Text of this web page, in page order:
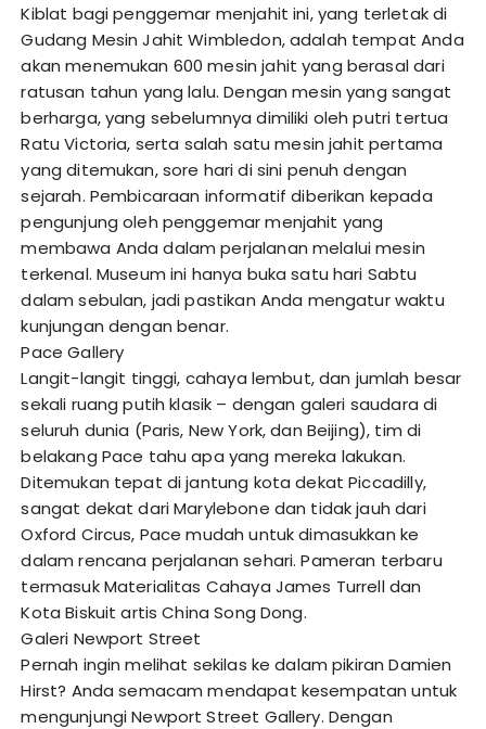
Kiblat bagi penggemar menjahit ini, yang terletak di
Gudang Mesin Jahit Wimbledon, adalah tempat Anda
akan menemukan 600 mesin jahit yang berasal dari
ratusan tahun yang lalu. Dengan mesin yang sangat
berharga, yang sebelumnya dimiliki oleh putri tertua
Ratu Victoria, serta salah satu mesin jahit pertama
yang ditemukan, sore hari di sini penuh dengan
sejarah. Pembicaraan informatif diberikan kepada
pengunjung oleh penggemar menjahit yang
membawa Anda dalam perjalanan melalui mesin
terkenal. Museum ini hanya buka satu hari Sabtu
dalam sebulan, jadi pastikan Anda mengatur waktu
kunjungan dengan benar.
Pace Gallery
Langit-langit tinggi, cahaya lembut, dan jumlah besar
sekali ruang putih klasik – dengan galeri saudara di
seluruh dunia (Paris, New York, dan Beijing), tim di
belakang Pace tahu apa yang mereka lakukan.
Ditemukan tepat di jantung kota dekat Piccadilly,
sangat dekat dari Marylebone dan tidak jauh dari
Oxford Circus, Pace mudah untuk dimasukkan ke
dalam rencana perjalanan sehari. Pameran terbaru
termasuk Materialitas Cahaya James Turrell dan
Kota Biskuit artis China Song Dong.
Galeri Newport Street
Pernah ingin melihat sekilas ke dalam pikiran Damien
Hirst? Anda semacam mendapat kesempatan untuk
mengunjungi Newport Street Gallery. Dengan